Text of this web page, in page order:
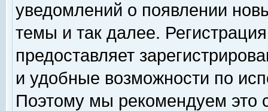
уведомлений о появлении
темы и так далее.
предоставляет
и удобные возможности по
Поэтому мы рекомендуем это